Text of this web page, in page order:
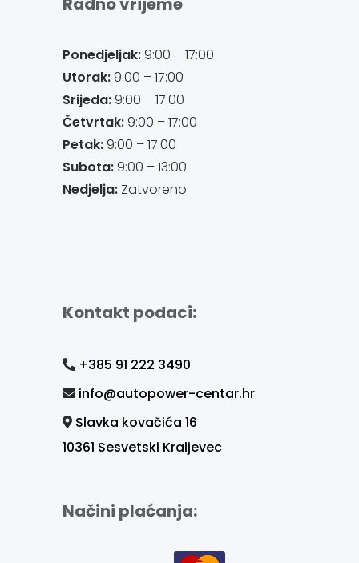
Ponedjeljak:9:00 – 17:00
Utorak:9:00 – 17:00
Srijeda:9:00 – 17:00
Četvrtak:9:00 – 17:00
Petak:9:00 – 17:00
Subota:9:00 – 13:00
Nedjelja:Zatvoreno
Kontakt podaci:
+385 91 222 3490
info@autopower-centar.hr
Slavka kovačića 16
10361 Sesvetski Kraljevec
Načini plaćanja: